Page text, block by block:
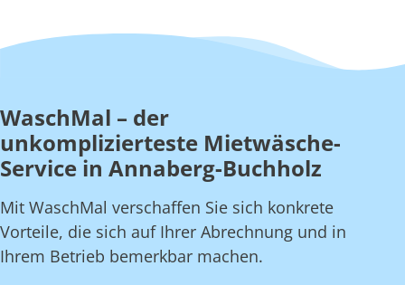
WaschMal – der
unkomplizierteste Mietwäsche-
Service in Annaberg-Buchholz
Mit WaschMal verschaffen Sie sich konkrete
Vorteile, die sich auf Ihrer Abrechnung und in
Ihrem Betrieb bemerkbar machen.